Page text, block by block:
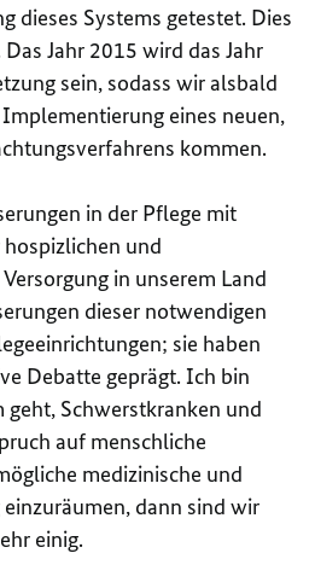
dieses Systems getestet. Dies
Jahr 2015 wird das Jahr
sein, sodass wir alsbald
eines neuen,
kommen.
in der Pflege mit
und
in unserem Land
dieser notwendigen
sie haben
Debatte geprägt. Ich bin
geht, Schwerstkranken und
auf menschliche
medizinische und
dann sind wir
einig.